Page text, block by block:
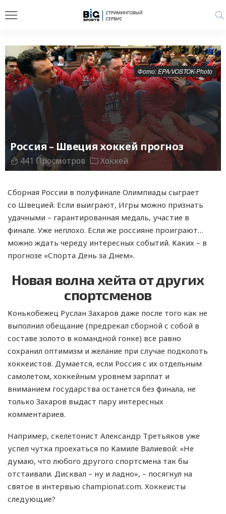
Россия – Швеция хоккей прогноз
441 Просмотров Хоккей
Фото: EPA/VOSTOK-Photo
Сборная России в полуфинале Олимпиады сыграет
со Швецией. Если выиграют, Игры можно признать
удачными – гарантированная медаль, участие в
финале. Уже неплохо. Если же россияне проиграют…
можно ждать череду интересных событий. Каких – в
прогнозе «Спорта День за Днем».
Новая волна хейта от других
спортсменов
Конькобежец Руслан Захаров даже после того как не
выполнил обещание (предрекал сборной с собой в
составе золото в командной гонке) все равно
сохранил оптимизм и желание при случае подколоть
хоккеистов. Думается, если Россия с их отдельным
самолетом, хоккейным уровнем зарплат и
вниманием государства останется без финала, не
только Захаров выдаст пару интересных
комментариев.
Например, скелетонист Александр Третьяков уже
успел чутка проехаться по Камиле Валиевой: «Не
думаю, что любого другого спортсмена так бы
отстаивали. Дисквал – ну и ладно», – посягнул на
святое в интервью championat.com. Хоккеисты
следующие?